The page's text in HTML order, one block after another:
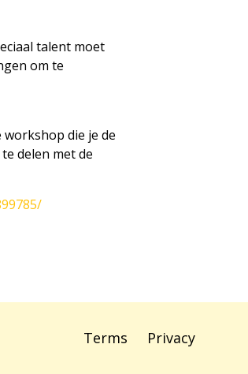
talent moet
om te
die je de
delen met de
Terms Privacy